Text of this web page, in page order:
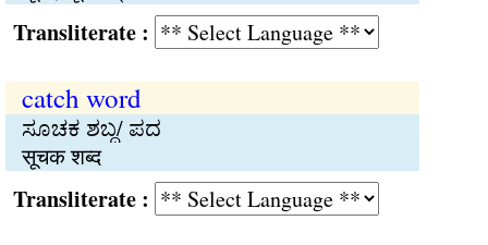
:
catch word
ಸೂಚಕ ಶಬ್ದ/ ಪದ
सूचक शब्द
: